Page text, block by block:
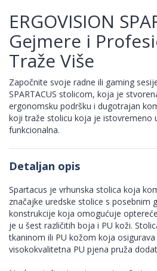
ERGOVISION
Gejmere i
Traže Više
Započnite svoje radne ili gaming
SPARTACUS stolicom, koja je
ergonomsku podršku i dugotrajan
koji traže stolicu koja je istovremeno
funkcionalna.
Detaljan opis
Spartacus je vrhunska stolica koja
značajke uredske stolice s posebnim
konstrukcije koja omogućuje
je u šest različitih boja i PU koži.
tkaninom ili PU kožom koja
visokokvalitetna PU pjena pruža